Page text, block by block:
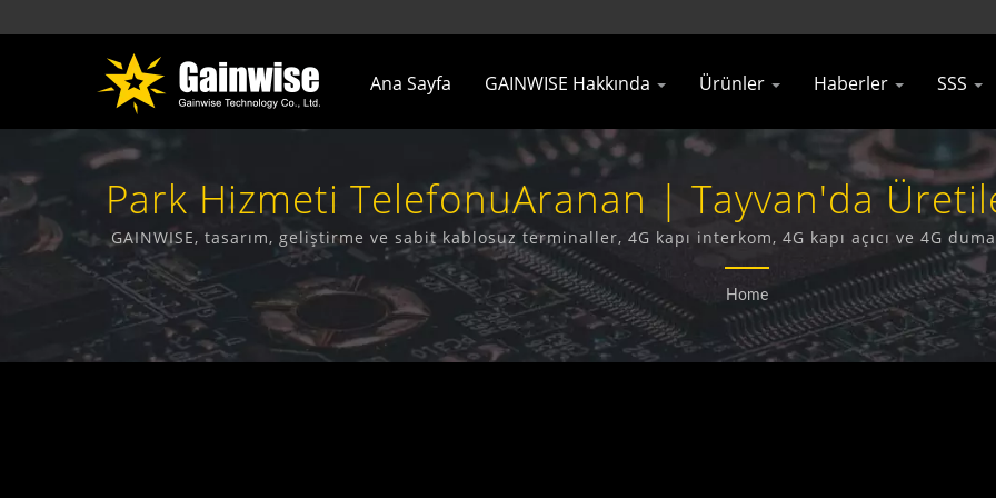
Ana Sayfa GAINWISE Hakkında Ürünler Haberler SSS
Park Hizmeti TelefonuAranan | Tayvan'da
Ürünleri Üreticisi | Gainwise
GAINWISE, tasarım, geliştirme ve sabit kablosuz terminaller, 4G kapı interkom, 4G kapı açıcı ve 4G
bir üretici ve ihracatçıdır.
Home